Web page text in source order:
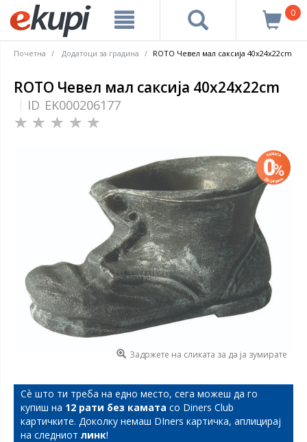
0
Почетна Додатоци за градина ROTO Чевел мал саксија 40x24x22cm
ROTO Чевел мал саксија 40x24x22cm
ID EK000206177
Задржете на сликата за да ја зумирате
Сѐ што ти треба на едно место, сега можеш да го
купиш на 12 рати без камата со Diners Club
картичките. Доколку немаш DIners картичка, аплицирај
на следниот линк!